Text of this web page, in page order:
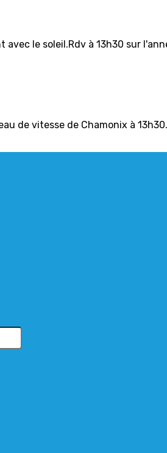
le soleil.Rdv à 13h30 sur
de vitesse de Chamonix à